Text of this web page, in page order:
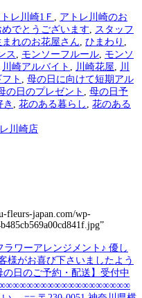
レ川崎1Ｆ
アトレ川崎のお
でとうございます
スタッフ
れのお花屋さん ひまわり
ス モンソーフルール モンソ
川崎アルバイト 川崎花屋
川
ト
母の日に向けて短期アル
の日のプレゼント
母の日予
き 花のある暮らし
花のある
川崎店
fleurs-japan.com/wp-